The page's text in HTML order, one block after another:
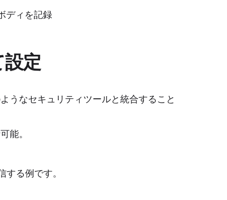
ディを記録
定
うなセキュリティツールと統合すること
能。
る例です。